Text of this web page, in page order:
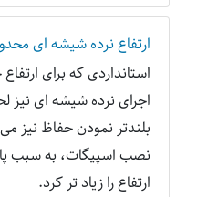
ارتفاع نرده شیشه ای
استانداردی که برای
اجرای نرده شیشه ای
بلندتر نمودن حفاظ نیز
نصب اسپیگات، به سبب
ارتفاع را زیاد تر کرد.